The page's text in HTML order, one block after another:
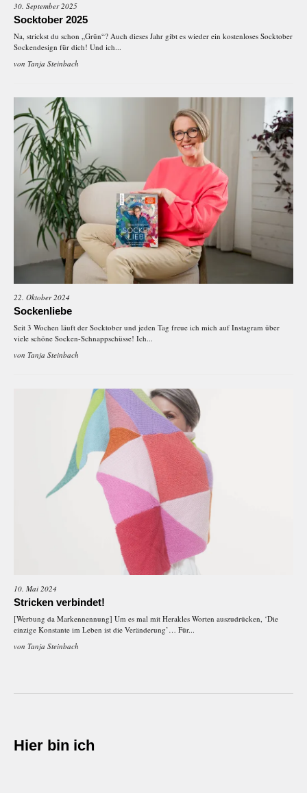
30. September 2025
Socktober 2025
Na, strickst du schon „Grün“? Auch dieses Jahr gibt es wieder ein kostenloses Socktober
Sockendesign für dich! Und ich...
von Tanja Steinbach
22. Oktober 2024
Sockenliebe
Seit 3 Wochen läuft der Socktober und jeden Tag freue ich mich auf Instagram über
viele schöne Socken-Schnappschüsse! Ich...
von Tanja Steinbach
10. Mai 2024
Stricken verbindet!
[Werbung da Markennennung] Um es mal mit Herakles Worten auszudrücken, ‘Die
einzige Konstante im Leben ist die Veränderung’… Für...
von Tanja Steinbach
Hier bin ich